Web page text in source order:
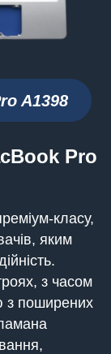
A1398
Pro
класу,
яким
з часом
з поширених